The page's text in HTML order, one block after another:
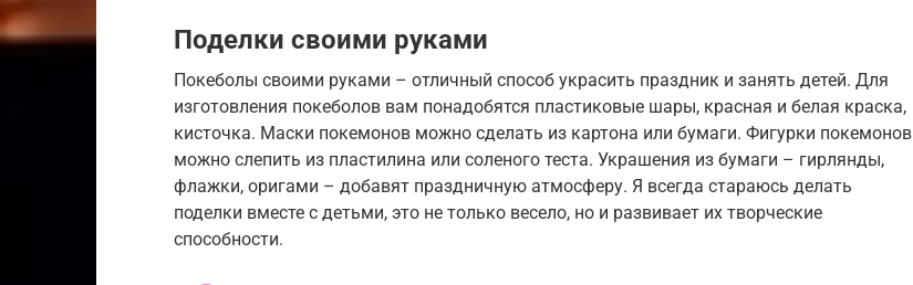
Поделки своими руками
Покеболы своими руками – отличный способ украсить праздник и занять детей. Для
изготовления покеболов вам понадобятся пластиковые шары, красная и белая краска,
кисточка. Маски покемонов можно сделать из картона или бумаги. Фигурки покемонов
можно слепить из пластилина или соленого теста. Украшения из бумаги – гирлянды,
флажки, оригами – добавят праздничную атмосферу. Я всегда стараюсь делать
поделки вместе с детьми, это не только весело, но и развивает их творческие
способности.